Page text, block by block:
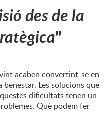
des de la
"
acaben convertint-se en
Les solucions que
dificultats tenen un
Què podem fer